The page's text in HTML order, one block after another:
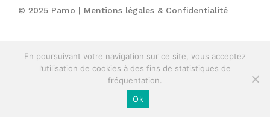
© 2025 Pamo | Mentions légales & Confidentialité
En poursuivant votre navigation sur ce site, vous acceptez
l’utilisation de cookies à des fins de statistiques de
fréquentation.
Ok